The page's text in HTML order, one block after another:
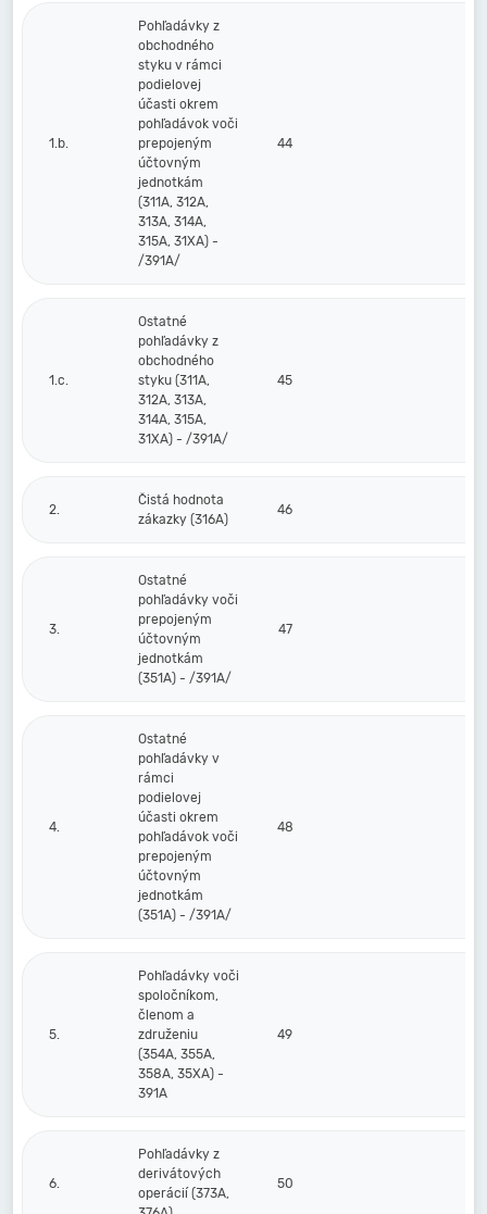
1.b.
Pohľadávky z
obchodného
styku v rámci
podielovej
účasti okrem
pohľadávok voči
prepojeným
účtovným
jednotkám
(311A, 312A,
313A, 314A,
315A, 31XA) -
/391A/
44
1.c.
Ostatné
pohľadávky z
obchodného
styku (311A,
312A, 313A,
314A, 315A,
31XA) - /391A/
45
2.
Čistá hodnota
zákazky (316A)
46
3.
Ostatné
pohľadávky voči
prepojeným
účtovným
jednotkám
(351A) - /391A/
47
4.
Ostatné
pohľadávky v
rámci
podielovej
účasti okrem
pohľadávok voči
prepojeným
účtovným
jednotkám
(351A) - /391A/
48
5.
Pohľadávky voči
spoločníkom,
členom a
združeniu
(354A, 355A,
358A, 35XA) -
391A
49
6.
Pohľadávky z
derivátových
operácií (373A,
50